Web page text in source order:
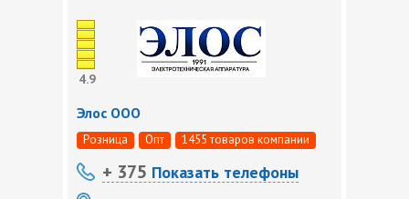
4.9
Элос ООО
Розница Опт 1455 товаров компании
+ 375 Показать телефоны